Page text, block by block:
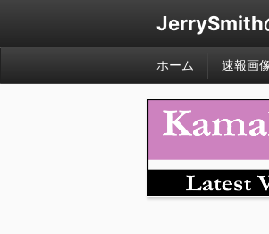
JerrySmith
ホーム 速報画